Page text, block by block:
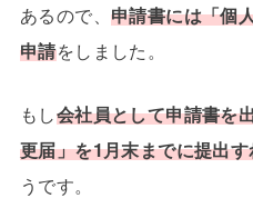
あるので、 申請書には「個
申請をしました。
もし会社員として申請書を
更届」を1月末までに提出
うです。